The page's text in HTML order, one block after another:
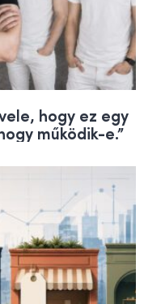
hogy ez egy
működik-e.”